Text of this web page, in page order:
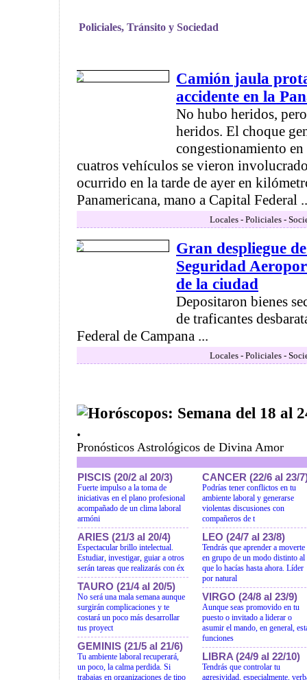
Policiales, Tránsito y Sociedad
Camión jaula
accidente en la
No hubo heridos,
heridos. El choque
congestionamiento
cuatros vehículos se vieron
ocurrido en la tarde de ayer en
Panamericana, mano a Capital Federal
Locales - Policiales -
Gran despliegue
Seguridad
de la ciudad
Depositaron bienes
de traficantes
Federal de Campana ...
Locales - Policiales -
Horóscopos: Semana del 18 al
.
Pronósticos Astrológicos de Divina Amor
PISCIS (20/2 al 20/3)
Fuerte impulso a la toma de
iniciativas en el plano profesional
acompañado de un clima laboral
armóni
ARIES (21/3 al 20/4)
Espectacular brillo intelectual.
Estudiar, investigar, guiar a otros
serán tareas que realizarás con éx
TAURO (21/4 al 20/5)
No será una mala semana aunque
surgirán complicaciones y te
costará un poco más desarrollar
tus proyect
GEMINIS (21/5 al 21/6)
Tu ambiente laboral recuperará,
un poco, la calma perdida. Si
trabajas en organizaciones de tipo
CANCER (22/6 al 23/
Podrías tener conflictos en tu
ambiente laboral y generarse
violentas discusiones con
compañeros de t
LEO (24/7 al 23/8)
Tendrás que aprender a moverte
en grupo de un modo distinto al
que lo hacías hasta ahora. Líder
por natural
VIRGO (24/8 al 23/9)
Aunque seas promovido en tu
puesto o invitado a liderar o
asumir el mando, en general,
funciones
LIBRA (24/9 al 22/10)
Tendrás que controlar tu
agresividad, especialmente,